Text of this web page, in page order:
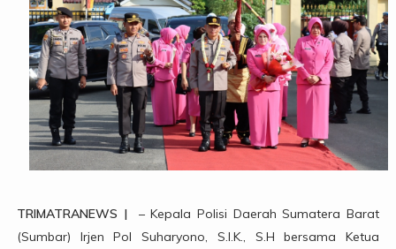
TRIMATRANEWS | – Kepala Polisi Daerah Sumatera Barat
(Sumbar) Irjen Pol Suharyono, S.I.K., S.H bersama Ketua